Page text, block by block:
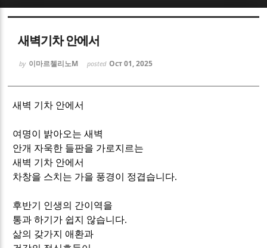
새벽기차 안에서
by 이마르첼리노M posted Oct 01, 2025
새벽 기차 안에서
여명이 밝아오는 새벽
안개 자욱한 들판을 가로지르는
새벽 기차 안에서
차창을 스치는 가을 풍경이 정겹습니다.
후반기 인생의 간이역을
통과 하기가 쉽지 않습니다.
삶의 갖가지 애환과
Sketchbook5, 스케치북5
Sketchbook5, 스케치북5
Sketchbook5, 스케치북5
Sketchbook5, 스케치북5